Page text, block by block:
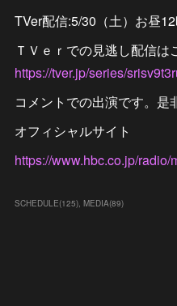
TVer配信:5/30（土）お昼12
ＴＶｅｒでの見逃し配信は
https://tver.jp/series/
コメントでの出演です。是
オフィシャルサイト
https://www.hbc.co.jp/radio/
SCHEDULE(125) MEDIA(89)